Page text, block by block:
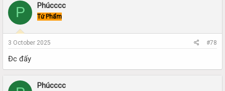
P Phúcccc
Tứ Phẩm
3 October 2025 #78
Đc đấy
Phúcccc